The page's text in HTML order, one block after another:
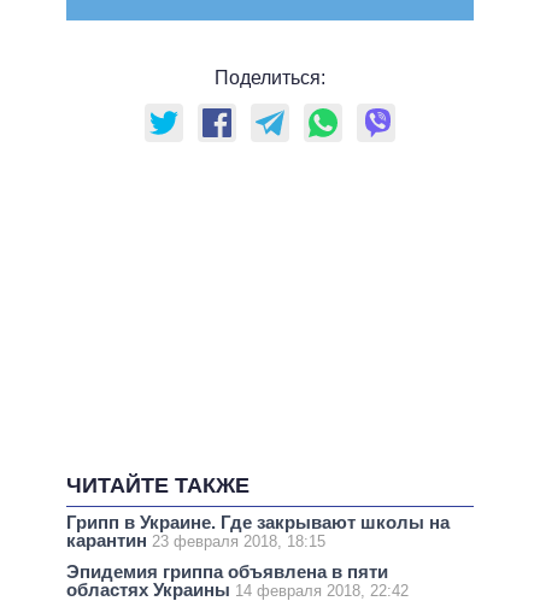
Поделиться:
ЧИТАЙТЕ ТАКЖЕ
Грипп в Украине. Где закрывают школы на
карантин 23 февраля 2018, 18:15
Эпидемия гриппа объявлена в пяти
областях Украины 14 февраля 2018, 22:42